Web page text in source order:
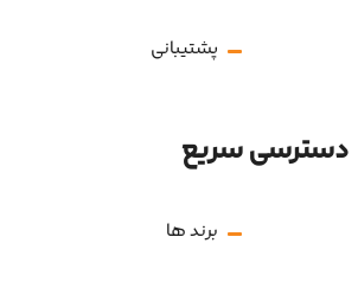
پشتیبانی
دسترسی سریع
برند ها